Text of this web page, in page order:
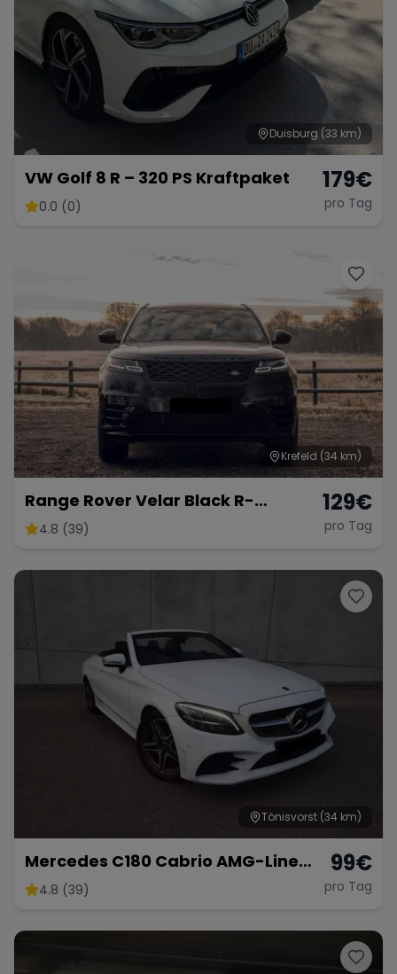
Duisburg (33 km)
VW Golf 8 R – 320 PS Kraftpaket
0.0 (0)
179€
pro Tag
Krefeld (34 km)
Range Rover Velar Black R-
Dynamic
4.8 (39)
129€
pro Tag
Tönisvorst (34 km)
Mercedes C180 Cabrio AMG-Line
Sport
4.8 (39)
99€
pro Tag